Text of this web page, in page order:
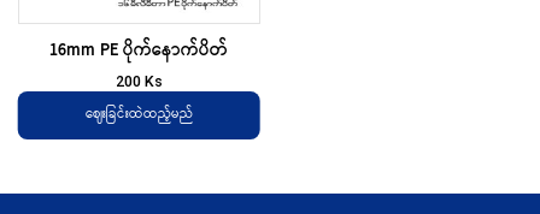
16mm PE ပိုက်နောက်ပိတ်
200 Ks
ဈေးခြင်းထဲထည့်မည်